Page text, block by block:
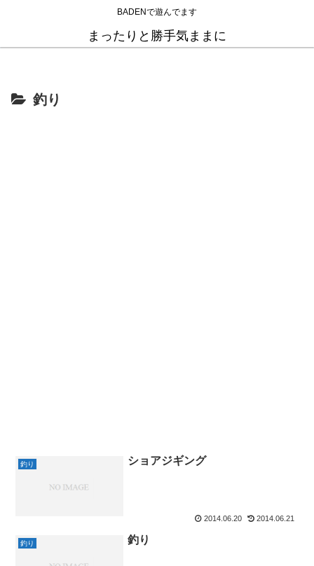
BADENで遊んでます
まったりと勝手気ままに
釣り
釣り ショアジギング
2014.06.20 2014.06.21
釣り 釣り